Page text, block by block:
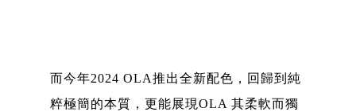
而今年2024 OLA推出全新配色，回歸到純
粹極簡的本質，更能展現OLA 其柔軟而獨